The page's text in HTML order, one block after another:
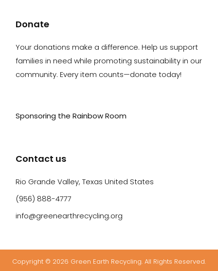
Donate
Your donations make a difference. Help us support
families in need while promoting sustainability in our
community. Every item counts—donate today!
Sponsoring the Rainbow Room
Contact us
Rio Grande Valley, Texas United States
(956) 888-4777
info@greenearthrecycling.org
Copyright © 2026 Green Earth Recycling. All Rights Reserved.